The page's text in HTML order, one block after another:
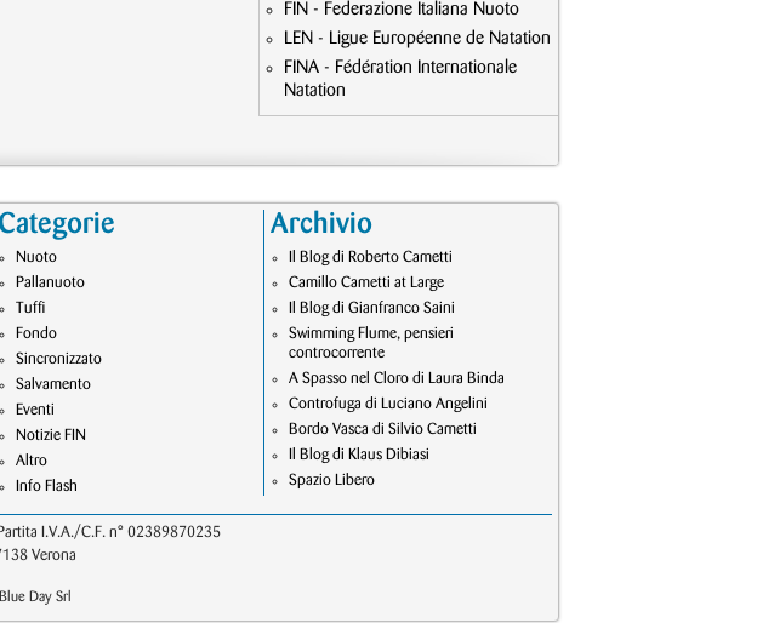
FIN - Federazione Italiana Nuoto
LEN - Ligue Européenne de Natation
FINA - Fédération Internationale
Natation
Nuoto
Pallanuoto
Tuffi
Fondo
Sincronizzato
Salvamento
Eventi
Notizie FIN
Altro
Info Flash
Archivio
Il Blog di Roberto Cametti
Camillo Cametti at Large
Il Blog di Gianfranco Saini
Swimming Flume, pensieri
controcorrente
A Spasso nel Cloro di Laura Binda
Controfuga di Luciano Angelini
Bordo Vasca di Silvio Cametti
Il Blog di Klaus Dibiasi
Spazio Libero
I.V.A./C.F. n° 02389870235
Verona
Day Srl